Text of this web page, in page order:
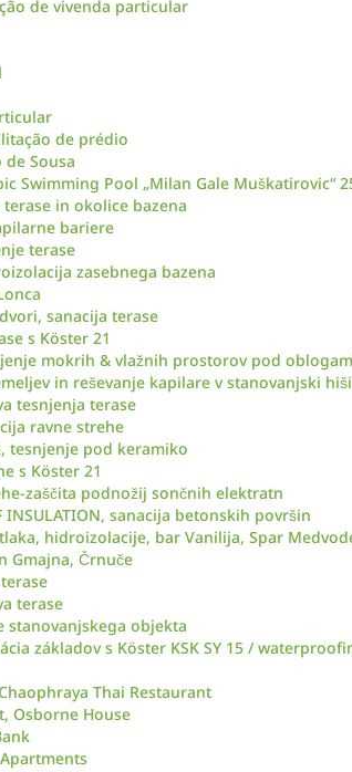
de vivenda particular
de prédio
Sousa
Swimming Pool „Milan Gale Muškatirovic“
in okolice bazena
bariere
terase
zasebnega bazena
sanacija terase
s Köster 21
mokrih & vlažnih prostorov pod
in reševanje kapilare v stanovanjski hiši
tesnjenja terase
ravne strehe
tesnjenje pod keramiko
s Köster 21
zaščita podnožij sončnih elektratn
INSULATION, sanacija betonskih površin
hidroizolacije, bar Vanilija, Spar
Gmajna, Črnuče
terase
stanovanjskega objekta
základov s Köster KSK SY 15 /
Thai Restaurant
Osborne House